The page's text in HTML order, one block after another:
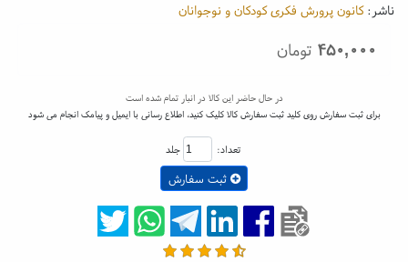
ناشر:کانون پرورش فکری کودکان و نوجوانان
۴۵۰,۰۰۰ تومان
در حال حاضر این کالا در انبار تمام شده است
برای ثبت سفارش روی کلید ثبت سفارش کالا کلیک کنید، اطلاع رسانی با ایمیل و پیامک انجام می شود
تعداد: جلد
ثبت سفارش